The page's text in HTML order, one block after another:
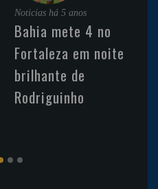
Noticias há 5 anos
Bahia mete 4 no
Fortaleza em noite
brilhante de
Rodriguinho